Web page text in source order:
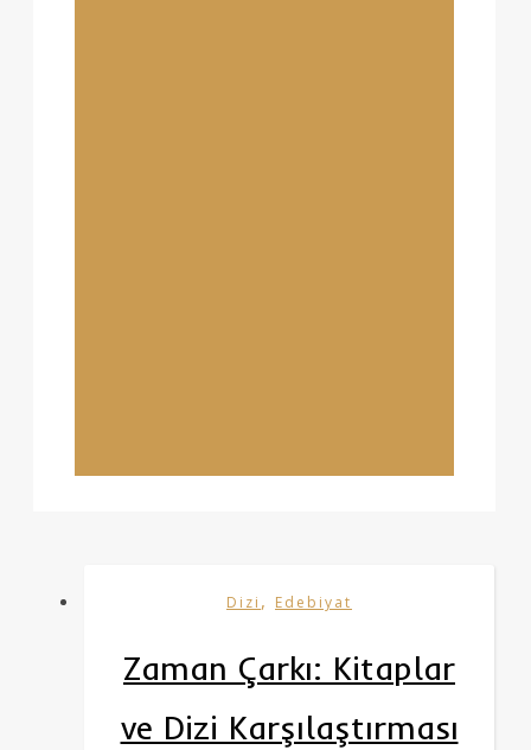
Dizi , Edebiyat
Zaman Çarkı: Kitaplar
ve Dizi Karşılaştırması